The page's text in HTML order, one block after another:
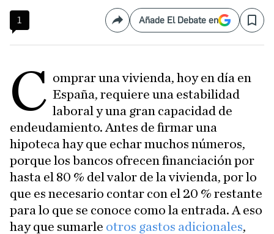
1 CompartirAñade El Debate en Save
C omprar una vivienda, hoy en día en
España, requiere una estabilidad
laboral y una gran capacidad de
endeudamiento. Antes de firmar una
hipoteca hay que echar muchos números,
porque los bancos ofrecen financiación por
hasta el 80 % del valor de la vivienda, por lo
que es necesario contar con el 20 % restante
para lo que se conoce como la entrada. A eso
hay que sumarle otros gastos adicionales,